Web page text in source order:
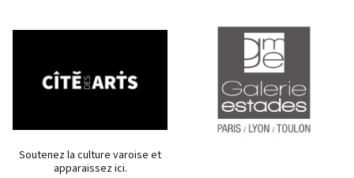
Soutenez la culture varoise et
apparaissez ici.